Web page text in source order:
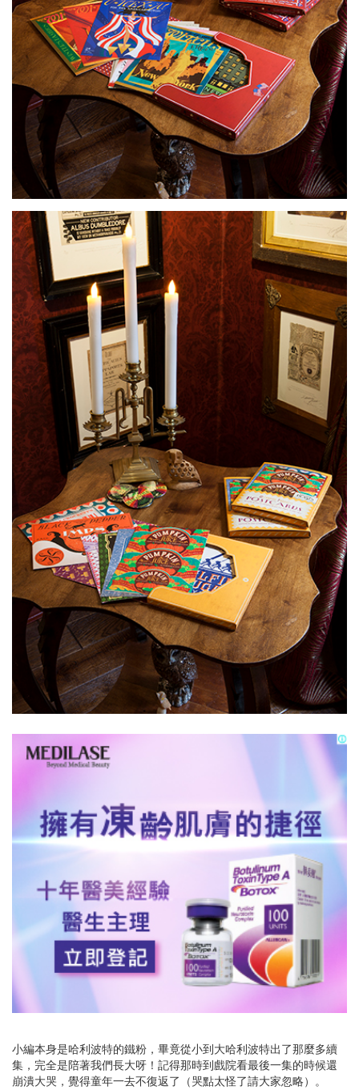
小編本身是哈利波特的鐵粉，畢竟從小到大哈利波特出了那麼多續
集，完全是陪著我們長大呀！記得那時到戲院看最後一集的時候還
崩潰大哭，覺得童年一去不復返了（哭點太怪了請大家忽略）。